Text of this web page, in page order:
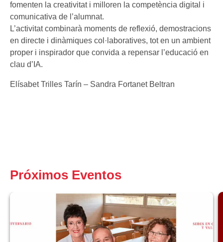
fomenten la creativitat i milloren la competència digital i
comunicativa de l’alumnat.
L’activitat combinarà moments de reflexió, demostracions
en directe i dinàmiques col·laboratives, tot en un ambient
proper i inspirador que convida a repensar l’educació en
clau d’IA.
Elísabet Trilles Tarín – Sandra Fortanet Beltran
Próximos Eventos